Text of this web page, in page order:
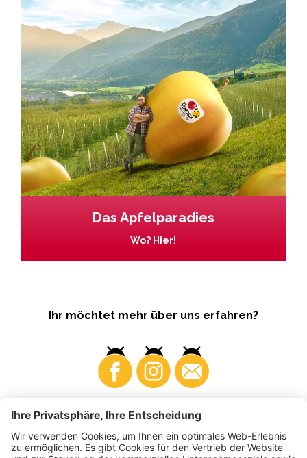
Das Apfelparadies
Wo? Hier!
Ihr möchtet mehr über uns erfahren?
Business Produzenten